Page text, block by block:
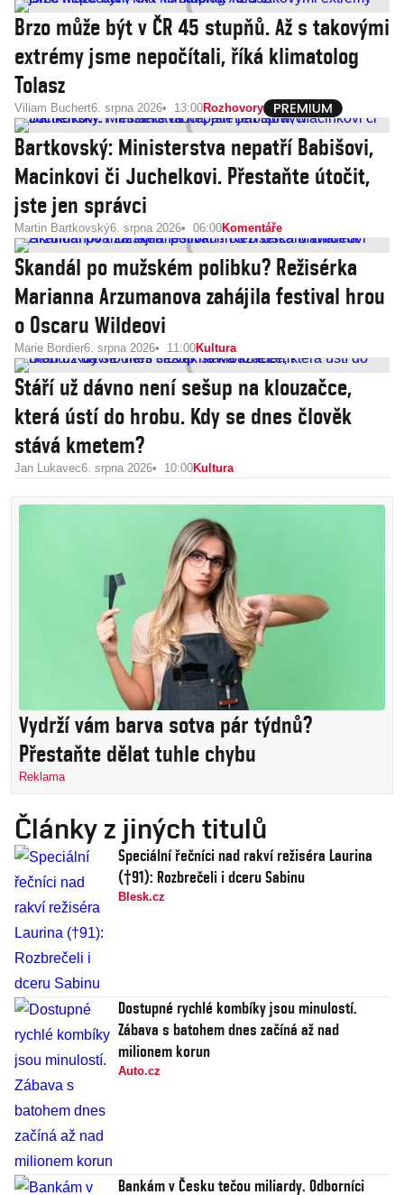
Brzo může být v ČR 45 stupňů. Až s takovými
extrémy jsme nepočítali, říká klimatolog
Tolasz
Viliam Buchert6. srpna 2026 13:00Rozhovory
Bartkovský: Ministerstva nepatří Babišovi,
Macinkovi či Juchelkovi. Přestaňte útočit,
jste jen správci
Martin Bartkovský6. srpna 2026 06:00Komentáře
Skandál po mužském polibku? Režisérka
Marianna Arzumanova zahájila festival hrou
o Oscaru Wildeovi
Marie Bordier6. srpna 2026 11:00Kultura
Stáří už dávno není sešup na klouzačce,
která ústí do hrobu. Kdy se dnes člověk
stává kmetem?
Jan Lukavec6. srpna 2026 10:00Kultura
Vydrží vám barva sotva pár týdnů?
Přestaňte dělat tuhle chybu
Reklama
Články z jiných titulů
Speciální řečníci nad rakví režiséra Laurina
(†91): Rozbrečeli i dceru Sabinu
Blesk.cz
Dostupné rychlé kombíky jsou minulostí.
Zábava s batohem dnes začíná až nad
milionem korun
Auto.cz
Bankám v Česku tečou miliardy. Odborníci